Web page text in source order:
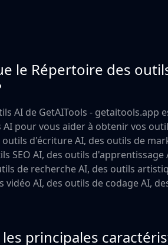
le Répertoire des
AI de GetAITools - getaitools.app
pour vous aider à obtenir vos
d'écriture AI, des outils de
SEO AI, des outils d'apprentissage
de recherche AI, des outils
vidéo AI, des outils de codage AI,
principales